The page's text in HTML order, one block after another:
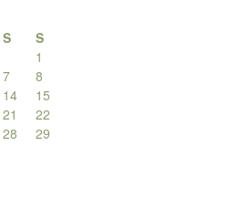
S
S
1
7
8
14
15
21
22
28
29